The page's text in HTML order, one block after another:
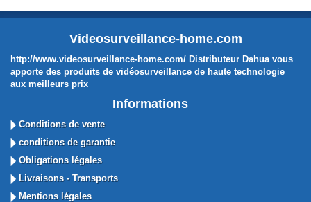
Videosurveillance-home.com
http://www.videosurveillance-home.com/ Distributeur Dahua vous
apporte des produits de vidéosurveillance de haute technologie
aux meilleurs prix
Informations
Conditions de vente
conditions de garantie
Obligations légales
Livraisons - Transports
Mentions légales